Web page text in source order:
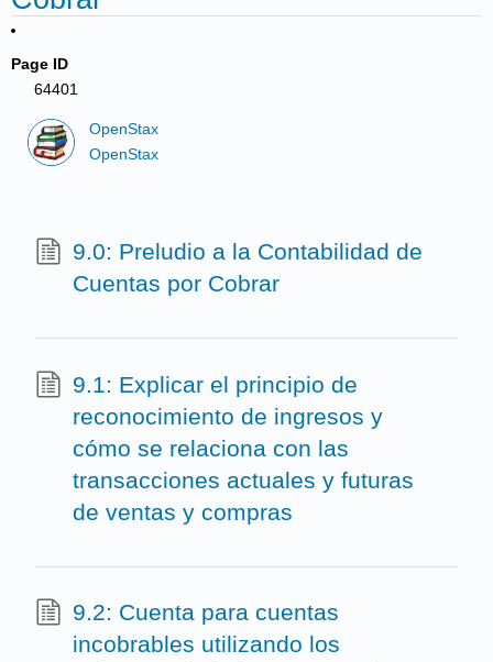
Page ID
64401
OpenStax
OpenStax
9.0: Preludio a la Contabilidad de
Cuentas por Cobrar
9.1: Explicar el principio de
reconocimiento de ingresos y
cómo se relaciona con las
transacciones actuales y futuras
de ventas y compras
9.2: Cuenta para cuentas
incobrables utilizando los